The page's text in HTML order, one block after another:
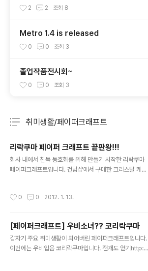
YS_REFCURSOR 활용하기
2 2 조회 8
Metro 1.4 is released
0 0 조회 3
졸업작품전시회~
0 0 조회 3
취미생활/페이퍼크래프트
리락쿠마 페이퍼 크래프트 끝판왕!!!
회사 내에서 친목 동호회를 위해 만들기 시작한 리락쿠마
페이퍼크래프트입니다. 건담샵에서 구매한 크리스탈 케이
0 0 2012. 1. 13.
[페이퍼크래프트] 우비소녀?? 코리락쿠마
갑자기 주요 취미생활이 되어버린 페이퍼크래프트입니다.
이번에는 우비입음 코리락쿠마입니다. 전개도 얻기http://